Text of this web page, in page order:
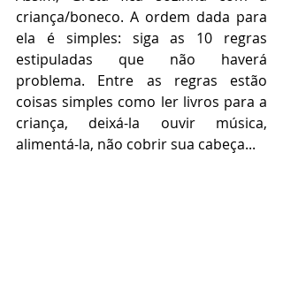
criança/boneco. A ordem dada para
ela é simples: siga as 10 regras
estipuladas que não haverá
problema. Entre as regras estão
coisas simples como ler livros para a
criança, deixá-la ouvir música,
alimentá-la, não cobrir sua cabeça...